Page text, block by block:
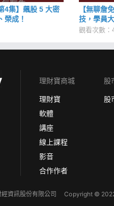
4集】飆股 5 大密
榮成！
【無聊詹
技，學員
觀看次數：
理財寶商城
理財寶
軟體
講座
線上課程
影音
合作作者
股
股
經資訊股份有限公司Copyright ©